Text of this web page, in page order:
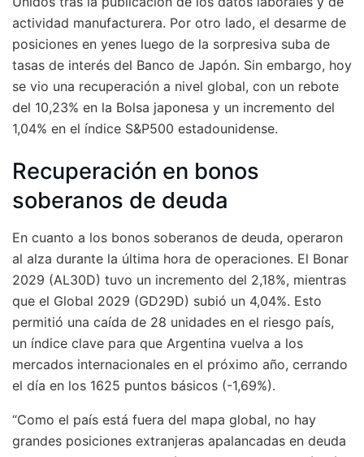
actividad manufacturera. Por otro lado, el desarme de
posiciones en yenes luego de la sorpresiva suba de
tasas de interés del Banco de Japón. Sin embargo, hoy
se vio una recuperación a nivel global, con un rebote
del 10,23% en la Bolsa japonesa y un incremento del
1,04% en el índice S&P500 estadounidense.
Recuperación en bonos
soberanos de deuda
En cuanto a los bonos soberanos de deuda, operaron
al alza durante la última hora de operaciones. El Bonar
2029 (AL30D) tuvo un incremento del 2,18%, mientras
que el Global 2029 (GD29D) subió un 4,04%. Esto
permitió una caída de 28 unidades en el riesgo país,
un índice clave para que Argentina vuelva a los
mercados internacionales en el próximo año, cerrando
el día en los 1625 puntos básicos (-1,69%).
“Como el país está fuera del mapa global, no hay
grandes posiciones extranjeras apalancadas en deuda